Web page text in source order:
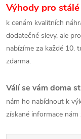
Výhody pro
k cenám kvalitních
dodatečné slevy, ale
nabízíme za každé 10.
zdarma.
Válí se vám doma
nám ho nabídnout k
získané informace nám